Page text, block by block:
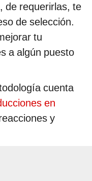
de requerirlas, te
de selección.
tu
a algún puesto
cuenta
en
y